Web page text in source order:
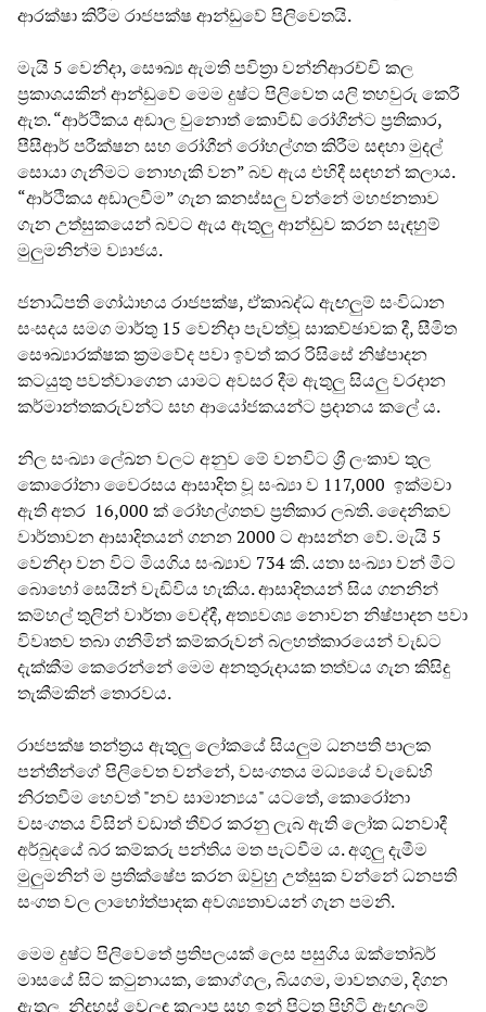
ආරක්ෂා කිරීම රාජපක්ෂ ආන්ඩුවේ පිලිවෙතයි.
මැයි 5 වෙනිදා, සෞඛ්‍ය ඇමති පවිත්‍රා වන්නිආරච්චි කල
ප්‍රකාශයකින් ආන්ඩුවේ මෙම දුෂ්ට පිලිවෙත යලි තහවුරු කෙරී
ඇත. “ආර්ථිකය අඩාල වුනොත් කොවිඩ් රෝගීන්ට ප්‍රතිකාර,
පීසීආර් පරීක්ෂන සහ රෝගීන් රෝහල්ගත කිරීම සඳහා මුදල්
සොයා ගැනීමට නොහැකි වන” බව ඇය එහිදී සඳහන් කලාය.
“ආර්ථිකය අඩාලවීම” ගැන කනස්සලු වන්නේ මහජනතාව
ගැන උත්සුකයෙන් බවට ඇය ඇතුලු ආන්ඩුව කරන සැඳහුම්
මුලුමනින්ම ව්‍යාජය.
ජනාධිපති ගෝඨාභය රාජපක්ෂ, ඒකාබද්ධ ඇඟලුම් සංවිධාන
සංසදය සමග මාර්තු 15 වෙනිදා පැවත්වූ සාකච්ඡාවක දී, සීමිත
සෞඛ්‍යාරක්ෂක ක්‍රමවේද පවා ඉවත් කර රිසිසේ නිෂ්පාදන
කටයුතු පවත්වාගෙන යාමට අවසර දීම ඇතුලු සියලු වරදාන
කර්මාන්තකරුවන්ට සහ ආයෝජකයන්ට ප්‍රදානය කලේ ය.
නිල සංඛ්‍යා ලේඛන වලට අනුව මේ වනවිට ශ්‍රී ලංකාව තුල
කොරෝනා වෛරසය ආසාදිත වූ සංඛ්‍යා ව 117,000 ඉක්මවා
ඇති අතර 16,000 ක් රෝහල්ගතව ප්‍රතිකාර ලබති. දෛනිකව
වාර්තාවන ආසාදිතයන් ගනන 2000 ට ආසන්න වේ. මැයි 5
වෙනිදා වන විට මියගිය සංඛ්‍යාව 734 කි. යතා සංඛ්‍යා වන් මීට
බොහෝ සෙයින් වැඩිවිය හැකිය. ආසාදිතයන් සිය ගනනින්
කම්හල් තුලින් වාර්තා වෙද්දී, අත්‍යවශ්‍ය නොවන නිෂ්පාදන පවා
විවෘතව තබා ගනිමින් කම්කරුවන් බලහත්කාරයෙන් වැඩට
දැක්කීම කෙරෙන්නේ මෙම අනතුරුදායක තත්වය ගැන කිසිදු
තැකීමකින් තොරවය.
රාජපක්ෂ තන්ත්‍රය ඇතුලු ලෝකයේ සියලුම ධනපති පාලක
පන්තීන්ගේ පිලිවෙත වන්නේ, වසංගතය මධ්‍යයේ වැඩෙහි
නිරතවීම හෙවත් "නව සාමාන්‍යය" යටතේ, කොරෝනා
වසංගතය විසින් වඩාත් තීව්ර කරනු ලැබ ඇති ලෝක ධනවාදී
අර්බුදයේ බර කම්කරු පන්තිය මත පැටවීම ය. අගුලු දැමීම
මුලුමනින් ම ප්‍රතික්ෂේප කරන ඔවුහු උත්සුක වන්නේ ධනපති
සංගත වල ලාභෝත්පාදක අවශ්‍යතාවයන් ගැන පමනි.
මෙම දුෂ්ට පිලිවෙතේ ප්‍රතිපලයක් ලෙස පසුගිය ඔක්තෝබර්
මාසයේ සිට කටුනායක, කොග්ගල, බියගම, මාවතගම, දිගන
ඇතුලු නිදහස් වෙලඳ කලාප සහ ඉන් පිටත පිහිටි ඇඟලුම්